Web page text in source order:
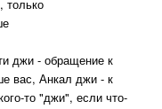
только
джи - обращение к
вас, Анкал джи - к
то "джи", если что-